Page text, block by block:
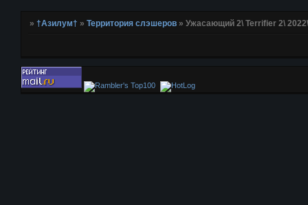
»†Азилум† »Территория слэшеров »Ужасающий 2\ Terrifier 2\